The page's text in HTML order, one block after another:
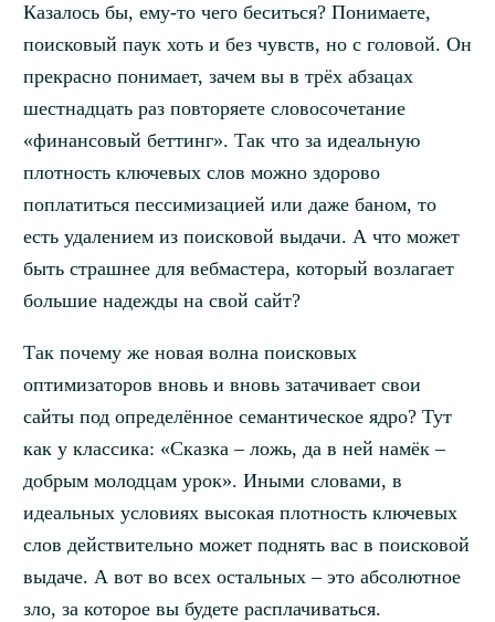
Казалось бы, ему-то чего беситься? Понимаете,
поисковый паук хоть и без чувств, но с головой. Он
прекрасно понимает, зачем вы в трёх абзацах
шестнадцать раз повторяете словосочетание
«финансовый беттинг». Так что за идеальную
плотность ключевых слов можно здорово
поплатиться пессимизацией или даже баном, то
есть удалением из поисковой выдачи. А что может
быть страшнее для вебмастера, который возлагает
большие надежды на свой сайт?
Так почему же новая волна поисковых
оптимизаторов вновь и вновь затачивает свои
сайты под определённое семантическое ядро? Тут
как у классика: «Сказка – ложь, да в ней намёк –
добрым молодцам урок». Иными словами, в
идеальных условиях высокая плотность ключевых
слов действительно может поднять вас в поисковой
выдаче. А вот во всех остальных – это абсолютное
зло, за которое вы будете расплачиваться.